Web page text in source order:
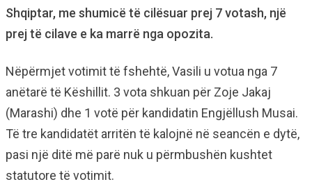
Shqiptar, me shumicë të cilësuar prej 7 votash, një
prej të cilave e ka marrë nga opozita.
Nëpërmjet votimit të fshehtë, Vasili u votua nga 7
anëtarë të Këshillit. 3 vota shkuan për Zoje Jakaj
(Marashi) dhe 1 votë për kandidatin Engjëllush Musai.
Të tre kandidatët arritën të kalojnë në seancën e dytë,
pasi një ditë më parë nuk u përmbushën kushtet
statutore të votimit.